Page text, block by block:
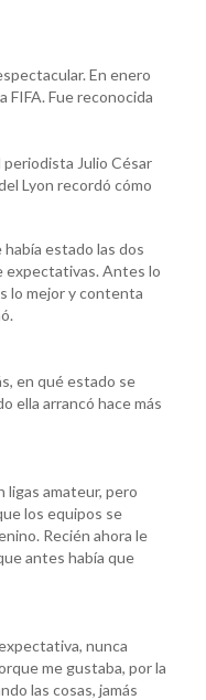
En enero
FIFA. Fue reconocida
periodista Julio César
Lyon recordó cómo
estado las dos
expectativas. Antes lo
lo mejor y contenta
en qué estado se
ella arrancó hace más
ligas amateur, pero
los equipos se
Recién ahora le
antes había que
nunca
me gustaba, por la
las cosas, jamás